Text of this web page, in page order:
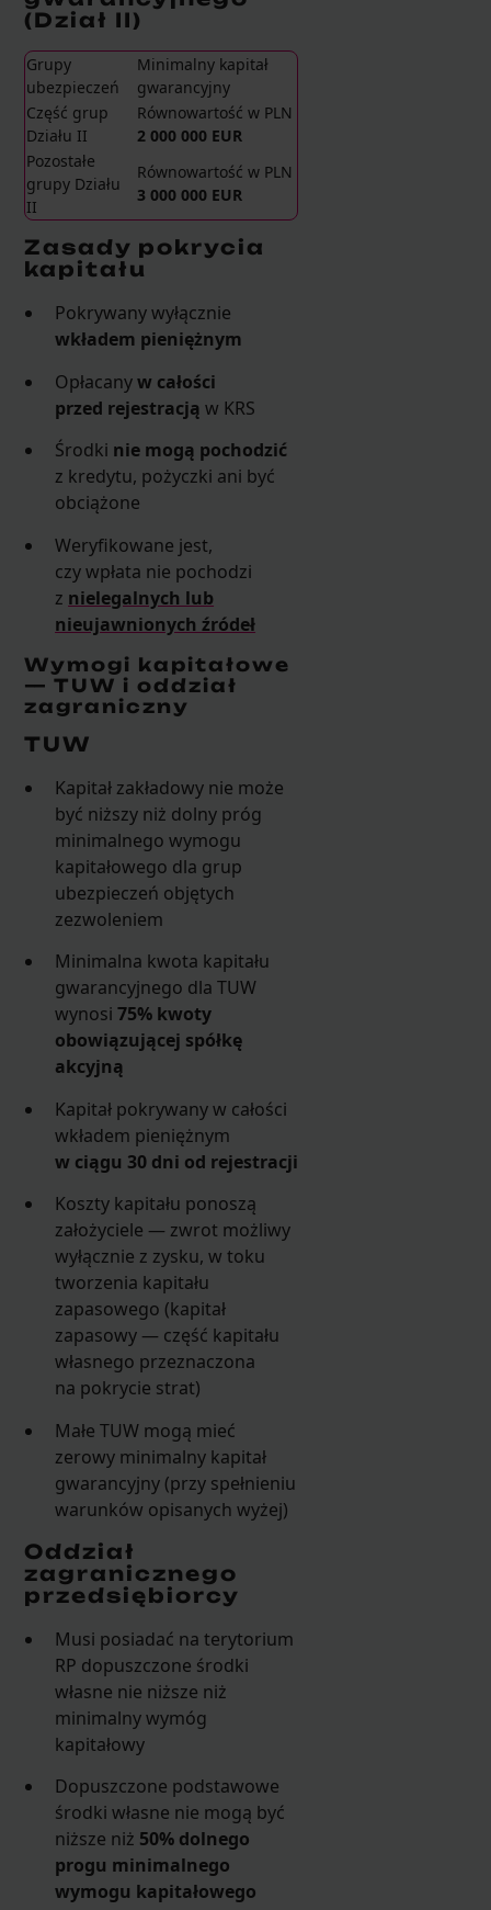
(Dział II)
Grupy
ubezpieczeń
Minimalny kapitał
gwarancyjny
Część grup
Działu II
Równowartość w PLN
2 000 000 EUR
Pozostałe
grupy Działu
II
Równowartość w PLN
3 000 000 EUR
Zasady pokrycia
kapitału
Pokrywany wyłącznie
wkładem pieniężnym
Opłacanyw całości
przed rejestracją w KRS
Środki nie mogą pochodzić
z kredytu, pożyczki ani być
obciążone
Weryfikowane jest,
czy wpłata nie pochodzi
z nielegalnych lub
nieujawnionych źródeł
Wymogi kapitałowe
— TUW i oddział
zagraniczny
TUW
Kapitał zakładowy nie może
być niższy niż dolny próg
minimalnego wymogu
kapitałowego dla grup
ubezpieczeń objętych
zezwoleniem
Minimalna kwota kapitału
gwarancyjnego dla TUW
wynosi75% kwoty
obowiązującej spółkę
akcyjną
Kapitał pokrywany w całości
wkładem pieniężnym
w ciągu 30 dni od rejestracji
Koszty kapitału ponoszą
założyciele — zwrot możliwy
wyłącznie z zysku, w toku
tworzenia kapitału
zapasowego (kapitał
zapasowy — część kapitału
własnego przeznaczona
na pokrycie strat)
Małe TUW mogą mieć
zerowy minimalny kapitał
gwarancyjny (przy spełnieniu
warunków opisanych wyżej)
Oddział
zagranicznego
przedsiębiorcy
Musi posiadać na terytorium
RP dopuszczone środki
własne nie niższe niż
minimalny wymóg
kapitałowy
Dopuszczone podstawowe
środki własne nie mogą być
niższe niż 50% dolnego
progu minimalnego
wymogu kapitałowego